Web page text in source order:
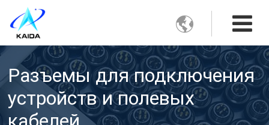

Разъемы для подключения
устройств и полевых